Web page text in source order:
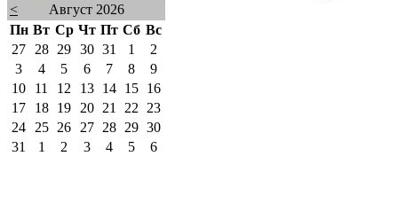
<
Август 2026
Пн Вт Ср Чт Пт Сб Вс
27
28 29 30 31 1
2
3
4 5 6 7 8
9
10
11 12 13 14 15
16
17
18 19 20 21 22
23
24
25 26 27 28 29 30
31
1 2 3 4 5 6